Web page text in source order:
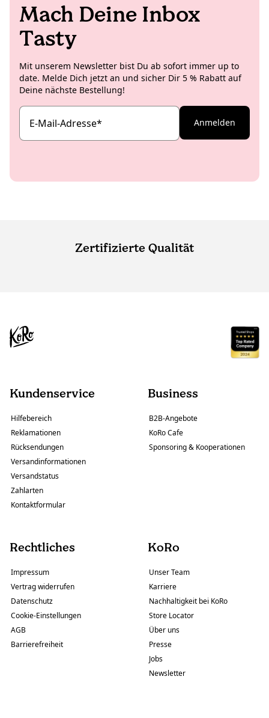
Mach Deine Inbox
Tasty
Mit unserem Newsletter bist Du ab sofort immer up to
date. Melde Dich jetzt an und sicher Dir 5 % Rabatt auf
Deine nächste Bestellung!
E-Mail-Adresse* Anmelden
Zertifizierte Qualität
Kundenservice
Hilfebereich
Reklamationen
Rücksendungen
Versandinformationen
Versandstatus
Zahlarten
Kontaktformular
Business
B2B-Angebote
KoRo Cafe
Sponsoring & Kooperationen
Rechtliches
Impressum
Vertrag widerrufen
Datenschutz
Cookie-Einstellungen
AGB
Barrierefreiheit
KoRo
Unser Team
Karriere
Nachhaltigkeit bei KoRo
Store Locator
Über uns
Presse
Jobs
Newsletter